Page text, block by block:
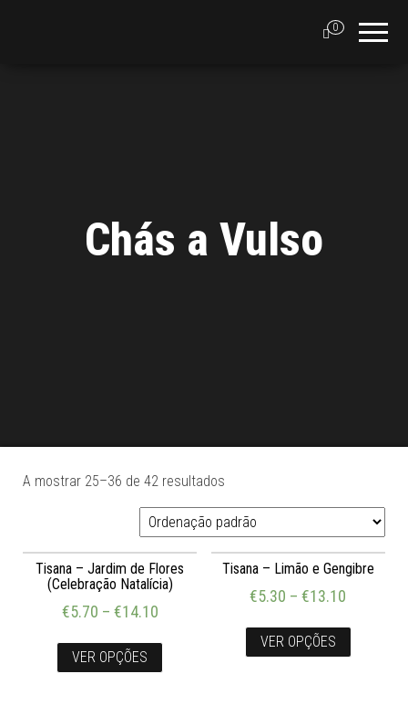
0
Chás a Vulso
A mostrar 25–36 de 42 resultados
Tisana – Jardim de Flores
(Celebração Natalícia)
€5.70 – €14.10
VER OPÇÕES
Tisana – Limão e Gengibre
€5.30 –€13.10
VER OPÇÕES